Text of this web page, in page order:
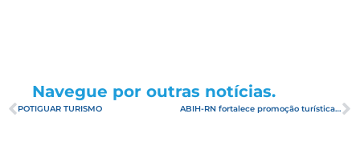
Navegue por outras notícias.
POTIGUAR TURISMO ABIH-RN fortalece promoção turística do Rio Grande do Norte com produção de conteúdo audiovisual e banco de imagens do destino